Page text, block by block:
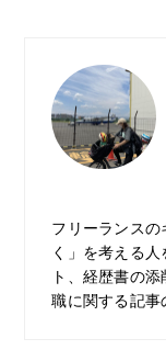
フリーランス
く」を考える
ト、経歴書の
職に関する記事